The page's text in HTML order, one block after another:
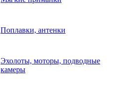
Поплавки, антенки
Эхолоты, моторы, подводные
камеры